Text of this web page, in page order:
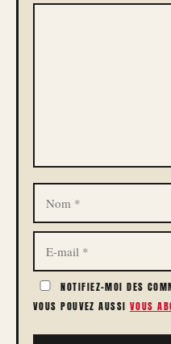
COMMENTAIRE
NOM
E-
MAIL
NOTIFIEZ-MOI DES
VOUS POUVEZ AUSSI VOUS